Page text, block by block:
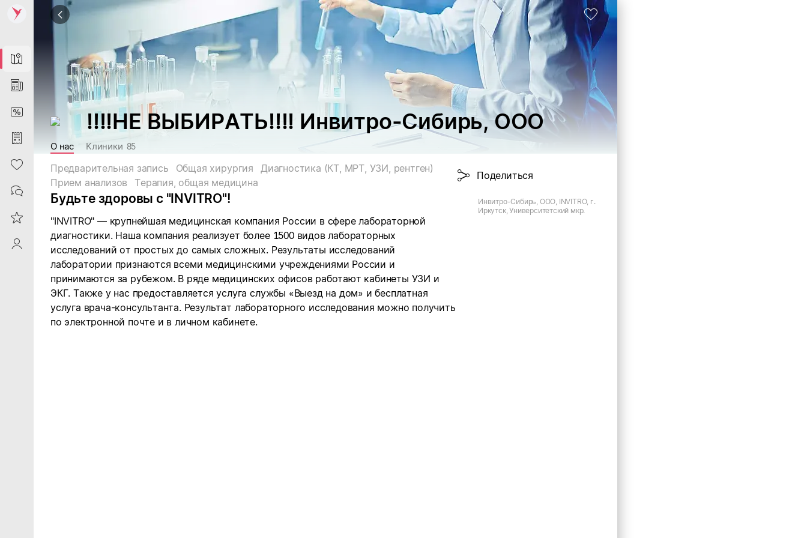
Map
News
DiscountCard
Purchases
Heart
Contacts
Reviews
ProfileSaby
!!!!НЕ ВЫБИРАТЬ!!!! Инвитро-Сибирь, ООО
О нас Клиники 85
Предварительная запись Общая хирургия
Диагностика (КТ, МРТ, УЗИ, рентген)
Прием анализов
Терапия, общая медицина
Будьте здоровы с "INVITRO"!
"INVITRO" — крупнейшая медицинская компания России в сфере лабораторной
диагностики. Наша компания реализует более 1500 видов лабораторных
исследований от простых до самых сложных. Результаты исследований
лаборатории признаются всеми медицинскими учреждениями России и
принимаются за рубежом.В ряде медицинских офисов работают кабинеты УЗИ и
ЭКГ. Также у нас предоставляется услуга службы «Выезд на дом» и бесплатная
услуга врача-консультанта. Результат лабораторного исследования можно получить
по электронной почте и в личном кабинете.
Поделиться
Инвитро-Сибирь, ООО, INVITRO, г.
Иркутск, Университетский мкр.